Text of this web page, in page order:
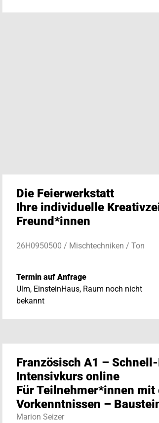
Die Feierwerkstatt
Ihre individuelle
Freund*innen
26H0950500 / Mischtechniken / Ton
Termin auf Anfrage
Ulm, EinsteinHaus, Raum noch nicht
bekannt
Französisch A1 –
Intensivkurs online
Für Teilnehmer*innen mit
Vorkenntnissen –
Marion Seizer